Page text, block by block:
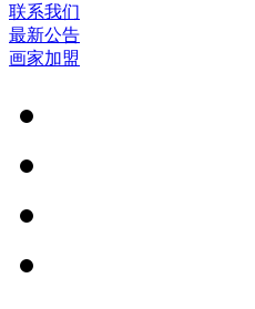
联系我们
最新公告
画家加盟